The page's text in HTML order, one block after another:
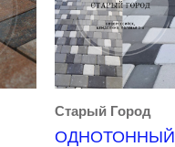
Старый Город
ОДНОТОННЫЙ